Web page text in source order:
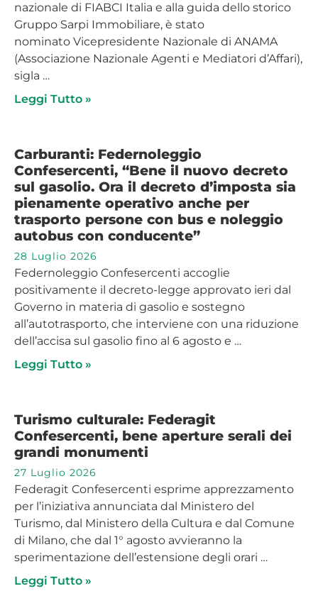
nazionale di FIABCI Italia e alla guida dello storico
Gruppo Sarpi Immobiliare, è stato
nominato Vicepresidente Nazionale di ANAMA
(Associazione Nazionale Agenti e Mediatori d’Affari),
sigla …
Leggi Tutto »
Carburanti: Federnoleggio
Confesercenti, “Bene il nuovo decreto
sul gasolio. Ora il decreto d’imposta sia
pienamente operativo anche per
trasporto persone con bus e noleggio
autobus con conducente”
28 Luglio 2026
Federnoleggio Confesercenti accoglie
positivamente il decreto-legge approvato ieri dal
Governo in materia di gasolio e sostegno
all’autotrasporto, che interviene con una riduzione
dell’accisa sul gasolio fino al 6 agosto e …
Leggi Tutto »
Turismo culturale: Federagit
Confesercenti, bene aperture serali dei
grandi monumenti
27 Luglio 2026
Federagit Confesercenti esprime apprezzamento
per l’iniziativa annunciata dal Ministero del
Turismo, dal Ministero della Cultura e dal Comune
di Milano, che dal 1° agosto avvieranno la
sperimentazione dell’estensione degli orari …
Leggi Tutto »